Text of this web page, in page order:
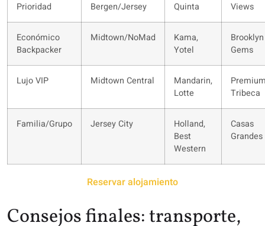
Prioridad
Bergen/Jersey
Quinta
Views
Económico
Backpacker
Midtown/NoMad
Kama,
Yotel
Brooklyn
Gems
Lujo VIP Midtown Central
Mandarin,
Lotte
Tribeca
Familia/Grupo Jersey City
Holland,
Best
Western
Casas
Grandes
Reservar alojamiento
Consejos finales: transporte,